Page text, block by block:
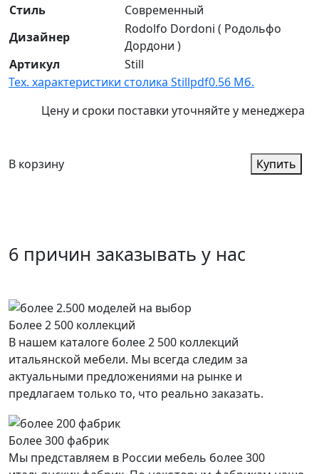
Стиль
Современный
Дизайнер
Rodolfo Dordoni ( Родольфо
Дордони )
Артикул
Still
Тех. характеристики столика Stillpdf0.56 Мб.
Цену и сроки поставки уточняйте у менеджера
В корзину Купить
6 причин заказывать у нас
Более 2 500 коллекций
В нашем каталоге более 2 500 коллекций
итальянской мебели. Мы всегда следим за
актуальными предложениями на рынке и
предлагаем только то, что реально заказать.
Более 300 фабрик
Мы представляем в России мебель более 300